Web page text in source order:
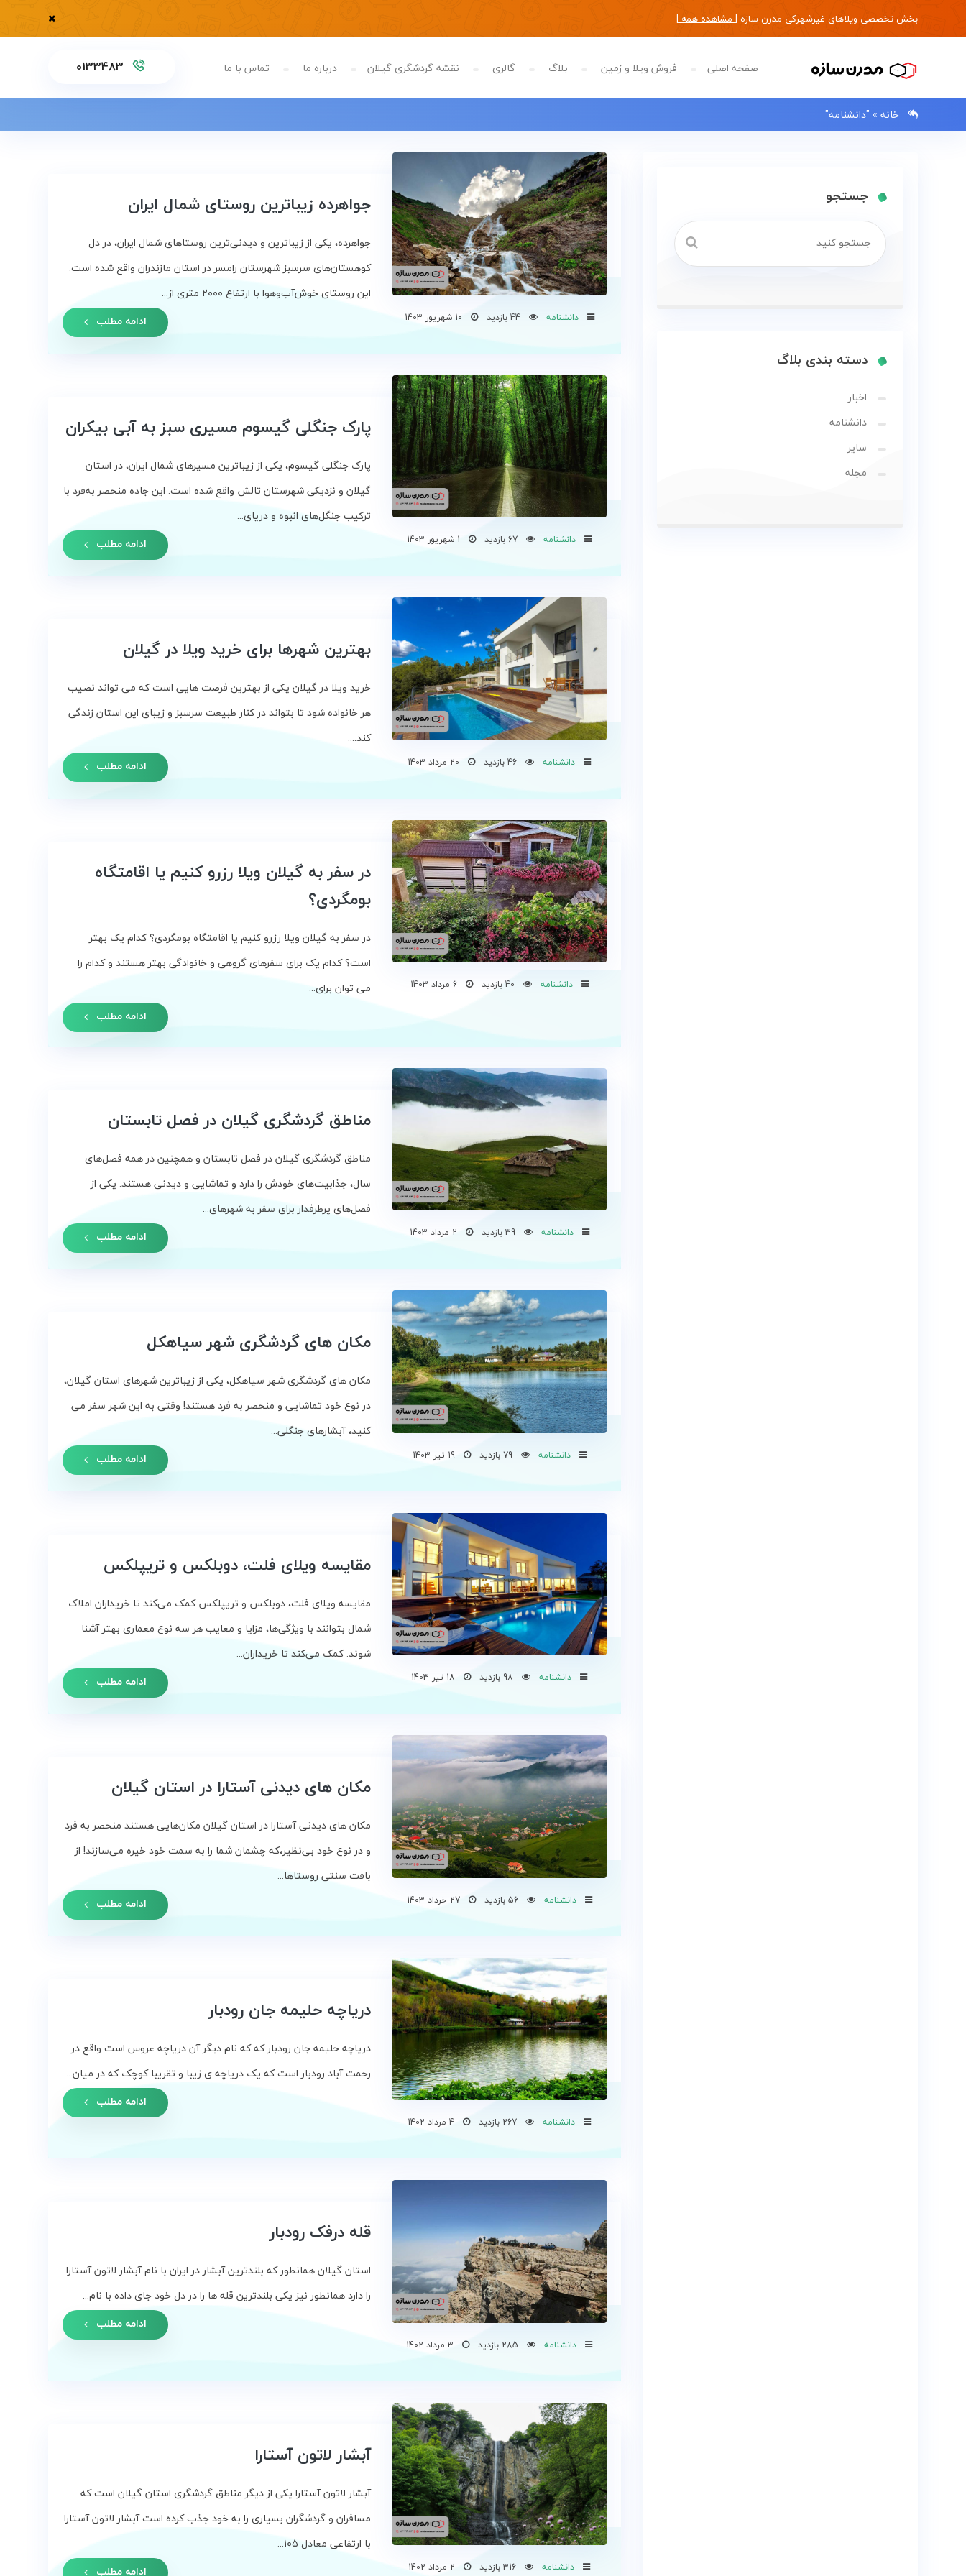
بخش تخصصی ویلاهای غیرشهرکی مدرن سازه [مشاهده همه]
صفحه اصلی فروش ویلا و زمین بلاگ گالری نقشه گردشگری گیلان درباره ما تماس با ما 0133483
خانه » "دانشنامه"
دانشنامه 44 بازدید 10 شهریور 1403
جواهرده زیباترین روستای شمال ایران
جواهرده، یکی از زیباترین و دیدنی‌ترین روستاهای شمال ایران، در دل
کوهستان‌های سرسبز شهرستان رامسر در استان مازندران واقع شده است.
این روستای خوش‌آب‌وهوا با ارتفاع ۲۰۰۰ متری از...
ادامه مطلب
دانشنامه 67 بازدید 1 شهریور 1403
پارک جنگلی گیسوم مسیری سبز به آبی بیکران
پارک جنگلی گیسوم، یکی از زیباترین مسیرهای شمال ایران، در استان
گیلان و نزدیکی شهرستان تالش واقع شده است. این جاده منحصر به‌فرد با
ترکیب جنگل‌های انبوه و دریای...
ادامه مطلب
دانشنامه 46 بازدید 20 مرداد 1403
بهترین شهرها برای خرید ویلا در گیلان
خرید ویلا در گیلان یکی از بهترین فرصت هایی است که می تواند نصیب
هر خانواده شود تا بتواند در کنار طبیعت سرسبز و زیبای این استان زندگی
کند....
ادامه مطلب
دانشنامه 40 بازدید 6 مرداد 1403
در سفر به گیلان ویلا رزرو کنیم یا اقامتگاه
بومگردی؟
در سفر به گیلان ویلا رزرو کنیم یا اقامتگاه بومگردی؟ کدام یک بهتر
است؟ کدام یک برای سفرهای گروهی و خانوادگی بهتر هستند و کدام را
می توان برای...
ادامه مطلب
دانشنامه 39 بازدید 2 مرداد 1403
مناطق گردشگری گیلان در فصل تابستان
مناطق گردشگری گیلان در فصل تابستان و همچنین در همه فصل‌های
سال، جذابیت‌های خودش را دارد و تماشایی و دیدنی هستند. یکی از
فصل‌های پرطرفدار برای سفر به شهرهای...
ادامه مطلب
دانشنامه 79 بازدید 19 تیر 1403
مکان های گردشگری شهر سیاهکل
مکان های گردشگری شهر سیاهکل، یکی از زیباترین شهرهای استان گیلان،
در نوع خود تماشایی و منحصر به فرد هستند! وقتی به این شهر سفر می
‌کنید، آبشارهای جنگلی...
ادامه مطلب
دانشنامه 98 بازدید 18 تیر 1403
مقایسه ویلای فلت، دوبلکس و تریپلکس
مقایسه ویلای فلت، دوبلکس و تریپلکس کمک می‌کند تا خریداران املاک
شمال بتوانند با ویژگی‌ها، مزایا و معایب هر سه نوع معماری بهتر آشنا
شوند. کمک می‌کند تا خریداران...
ادامه مطلب
دانشنامه 56 بازدید 27 خرداد 1403
مکان های دیدنی آستارا در استان گیلان
مکان های دیدنی آستارا در استان گیلان مکان‌هایی هستند منحصر به فرد
و در نوع خود بی‌نظیر،که چشمان شما را به سمت خود خیره می‌سازند! از
بافت سنتی روستاها...
ادامه مطلب
دانشنامه 267 بازدید 4 مرداد 1402
دریاچه حلیمه جان رودبار
دریاچه حلیمه جان رودبار که که نام دیگر آن دریاچه عروس است واقع در
رحمت آباد رودبار است که یک دریاچه ی زیبا و تقریبا کوچک که در میان...
ادامه مطلب
دانشنامه 285 بازدید 3 مرداد 1402
قله درفک رودبار
استان گیلان همانطور که بلندترین آبشار در ایران با نام آبشار لاتون آستارا
را دارد همانطور نیز یکی بلندترین قله ها را در دل خود جای داده با نام...
ادامه مطلب
دانشنامه 316 بازدید 2 مرداد 1402
آبشار لاتون آستارا
آبشار لاتون آستارا یکی از دیگر مناطق گردشگری استان گیلان است که
مسافران و گردشگران بسیاری را به خود جذب کرده است آبشار لاتون آستارا
با ارتفاعی معادل ۱۰۵...
ادامه مطلب
جستجو
دسته بندی بلاگ
اخبار
دانشنامه
سایر
مجله